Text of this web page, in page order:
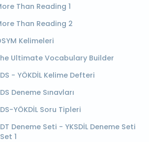
Than Reading 1
Than Reading 2
Kelimeleri
Ultimate Vocabulary Builder
- YÖKDİL Kelime Defteri
Deneme Sınavları
YÖKDİL Soru Tipleri
Deneme Seti - YKSDİL Deneme Seti
1